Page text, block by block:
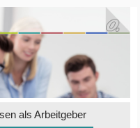
als Arbeitgeber